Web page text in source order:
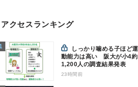
アクセスランキング
動能力は高い 阪大が小4約
1,200人の調査結果発表
23時間前